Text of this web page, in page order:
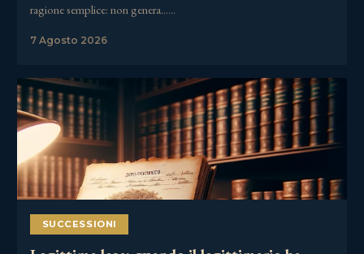
ragione semplice: non genera……
7 Agosto 2026
SUCCESSIONI